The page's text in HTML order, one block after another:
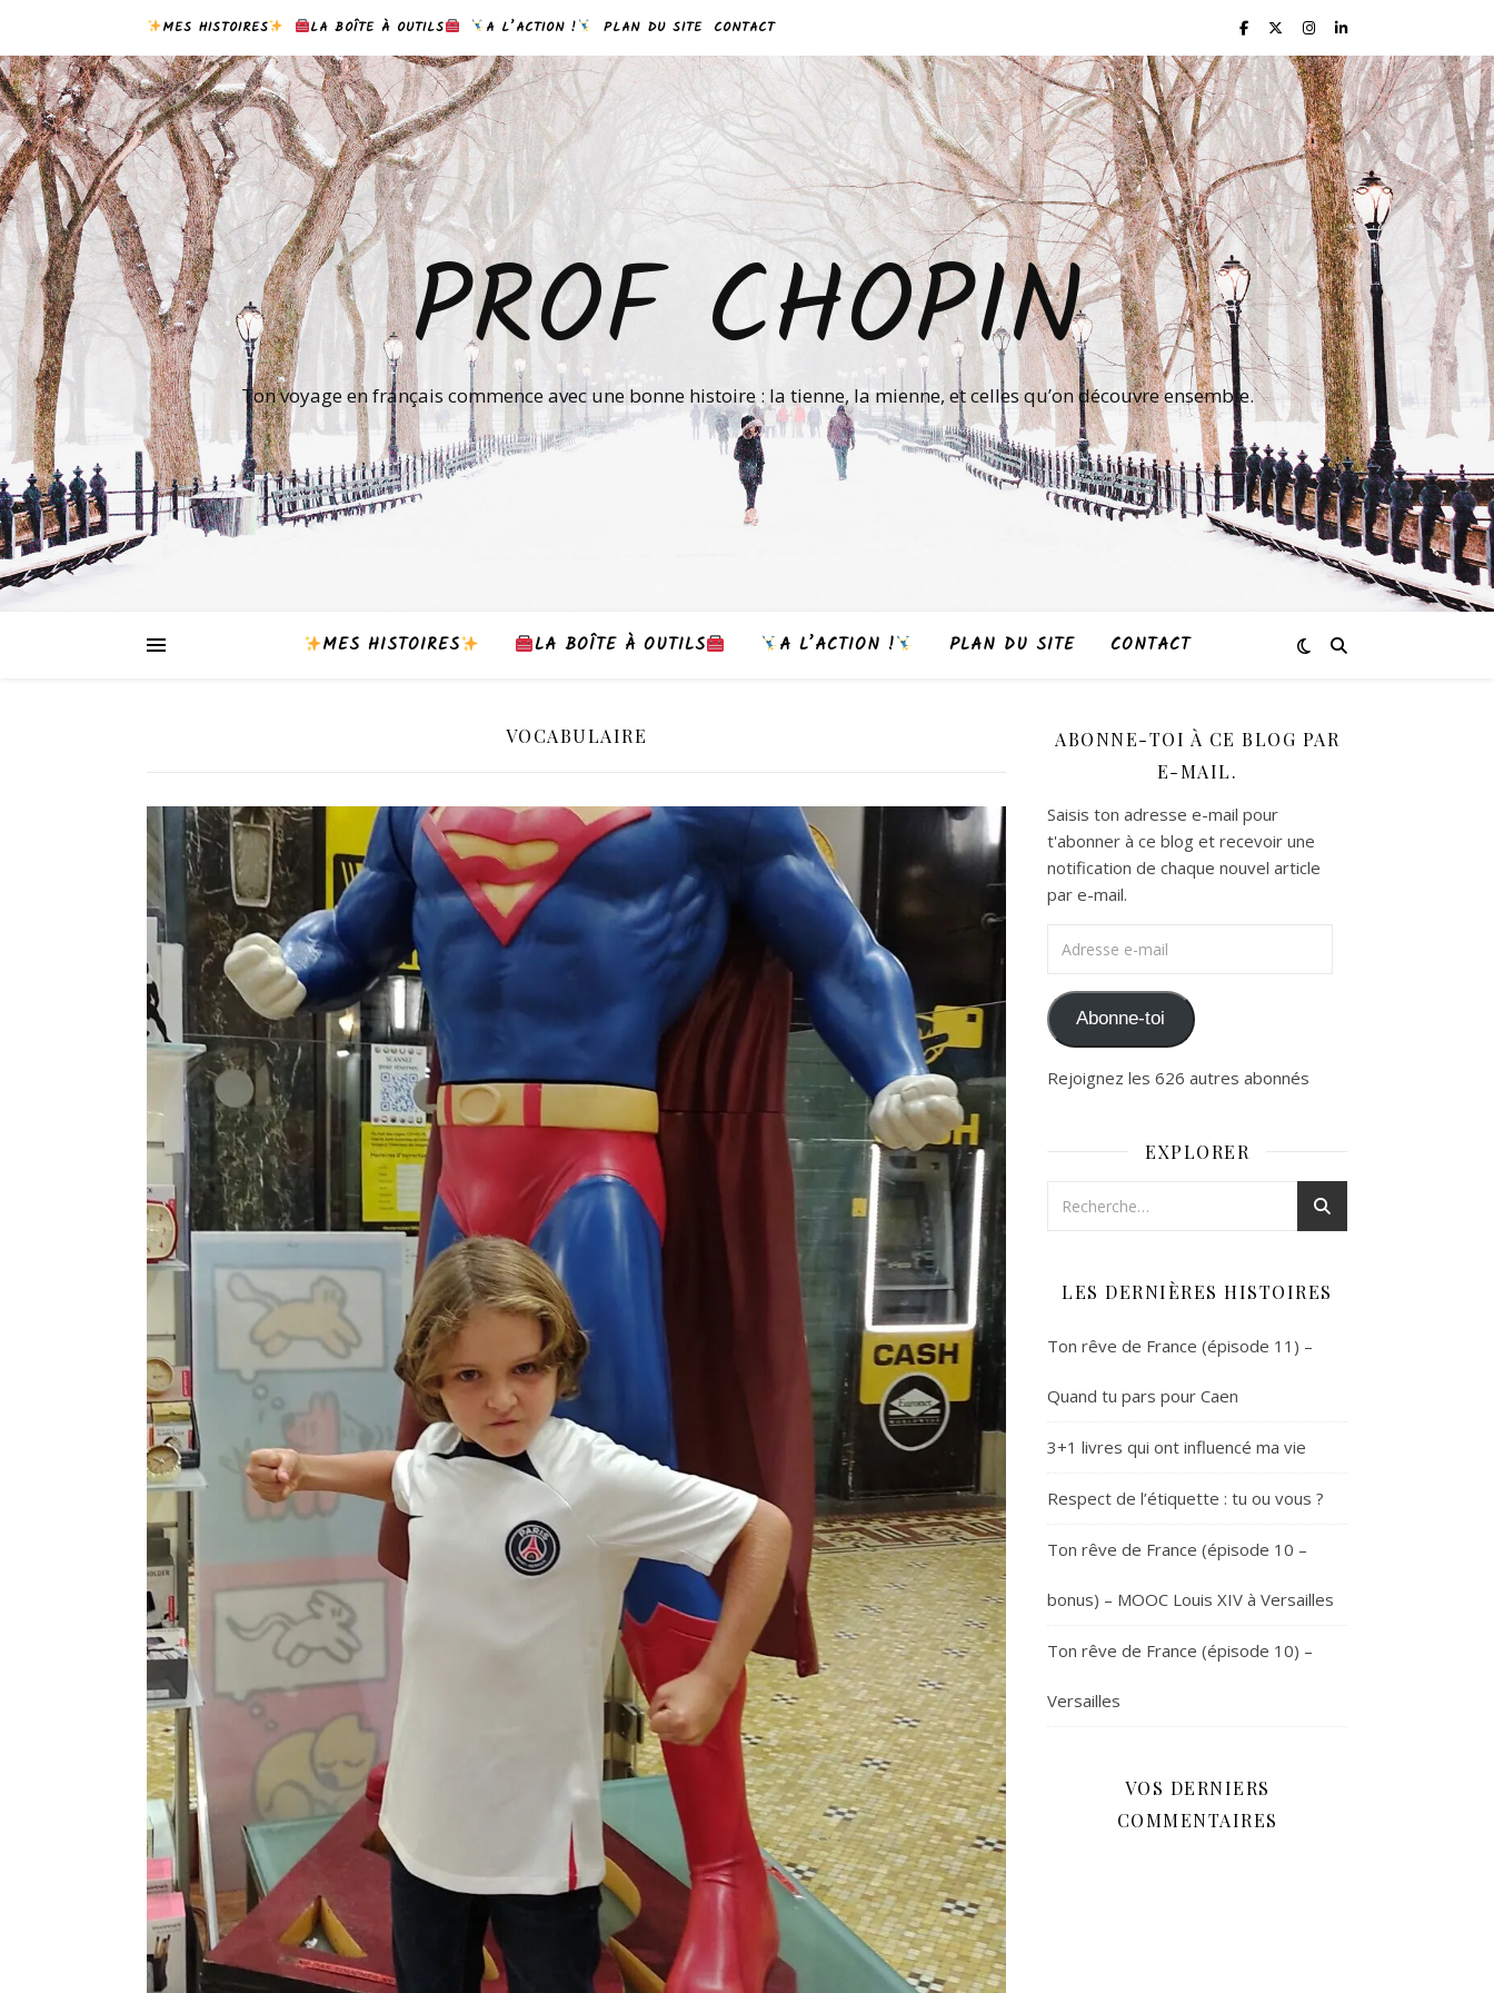
MES HISTOIRES LA BOÎTE À OUTILS A L’ACTION ! PLAN DU SITE CONTACT
PROF CHOPIN
Ton voyage en français commence avec une bonne histoire : la tienne, la mienne, et celles qu’on découvre ensemble.
MES HISTOIRES LA BOÎTE À OUTILS A L’ACTION ! PLAN DU SITE CONTACT
VOCABULAIRE
ABONNE-TOI À CE BLOG PAR
E-MAIL.
Saisis ton adresse e-mail pour
t'abonner à ce blog et recevoir une
notification de chaque nouvel article
par e-mail.
Abonne-toi
Rejoignez les 626 autres abonnés
EXPLORER
LES DERNIÈRES HISTOIRES
Ton rêve de France (épisode 11) –
Quand tu pars pour Caen
3+1 livres qui ont influencé ma vie
Respect de l’étiquette : tu ou vous ?
Ton rêve de France (épisode 10 –
bonus) – MOOC Louis XIV à Versailles
Ton rêve de France (épisode 10) –
Versailles
VOS DERNIERS
COMMENTAIRES